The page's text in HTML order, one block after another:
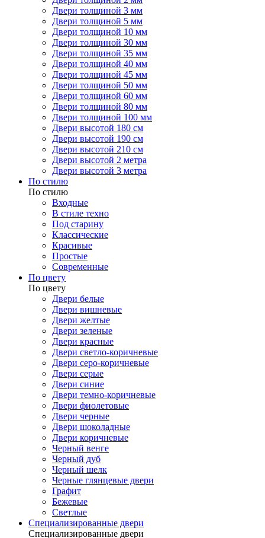
Двери толщиной 3 мм
Двери толщиной 5 мм
Двери толщиной 10 мм
Двери толщиной 30 мм
Двери толщиной 35 мм
Двери толщиной 40 мм
Двери толщиной 45 мм
Двери толщиной 50 мм
Двери толщиной 60 мм
Двери толщиной 80 мм
Двери толщиной 100 мм
Двери высотой 180 см
Двери высотой 190 см
Двери высотой 210 см
Двери высотой 2 метра
Двери высотой 3 метра
По стилю
По стилю
Входные
В стиле техно
Под старину
Классические
Красивые
Простые
Современные
По цвету
По цвету
Двери белые
Двери вишневые
Двери желтые
Двери зеленые
Двери красные
Двери светло-коричневые
Двери серо-коричневые
Двери серые
Двери синие
Двери темно-коричневые
Двери фиолетовые
Двери черные
Двери шоколадные
Двери коричневые
Черный венге
Черный дуб
Черный шелк
Черные глянцевые двери
Графит
Бежевые
Светлые
Специализированные двери
Специализированные двери